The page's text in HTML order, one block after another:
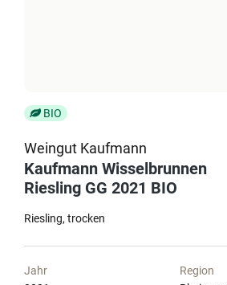
BIO
Weingut Kaufmann
Kaufmann Wisselbrunnen
Riesling GG 2021 BIO
Riesling trocken
Jahr
Region